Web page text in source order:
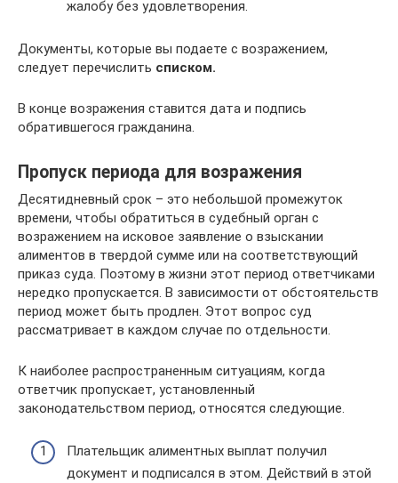
жалобу без удовлетворения.
Документы, которые вы подаете с возражением,
следует перечислить списком.
В конце возражения ставится дата и подпись
обратившегося гражданина.
Пропуск периода для возражения
Десятидневный срок – это небольшой промежуток
времени, чтобы обратиться в судебный орган с
возражением на исковое заявление о взыскании
алиментов в твердой сумме или на соответствующий
приказ суда. Поэтому в жизни этот период ответчиками
нередко пропускается. В зависимости от обстоятельств
период может быть продлен. Этот вопрос суд
рассматривает в каждом случае по отдельности.
К наиболее распространенным ситуациям, когда
ответчик пропускает, установленный
законодательством период, относятся следующие.
Плательщик алиментных выплат получил
документ и подписался в этом. Действий в этой